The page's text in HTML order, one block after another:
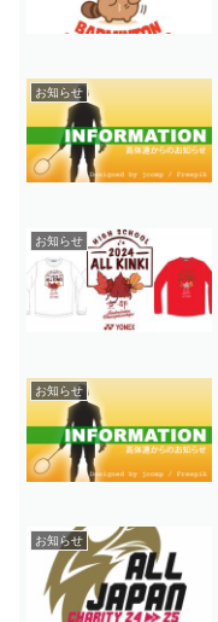
お知らせ
お知らせ
お知らせ
お知らせ